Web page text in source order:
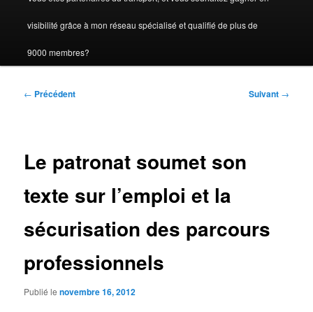
visibilité grâce à mon réseau spécialisé et qualifié de plus de
9000 membres?
Navigation
← Précédent Suivant →
Le patronat soumet son
texte sur l’emploi et la
sécurisation des parcours
professionnels
Publié lenovembre 16, 2012